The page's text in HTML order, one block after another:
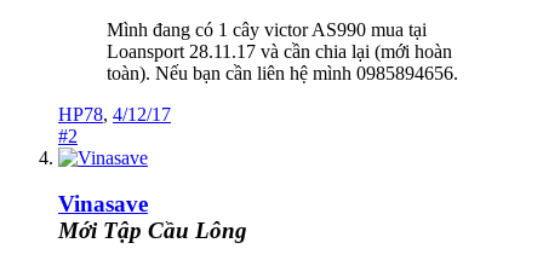
Mình đang có 1 cây victor AS990 mua tại
Loansport 28.11.17 và cần chia lại (mới hoàn
toàn). Nếu bạn cần liên hệ mình 0985894656.
HP78, 4/12/17
#2
Vinasave
Mới Tập Cầu Lông